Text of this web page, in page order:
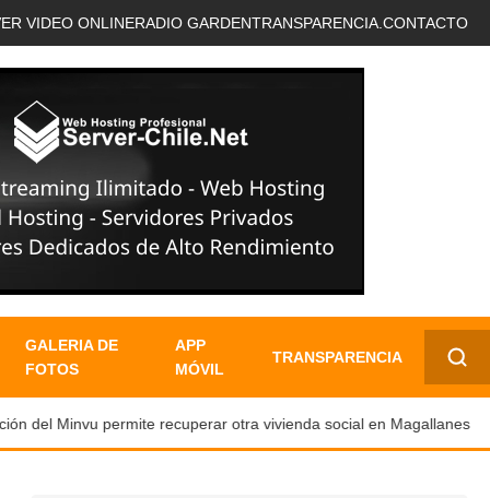
VIDEO ONLINERADIO GARDENTRANSPARENCIA. CONTACTO
GALERIA DE
FOTOS
APP
MÓVIL
TRANSPARENCIA
✕
Minvu permite recuperar otra vivienda social en Magallanes